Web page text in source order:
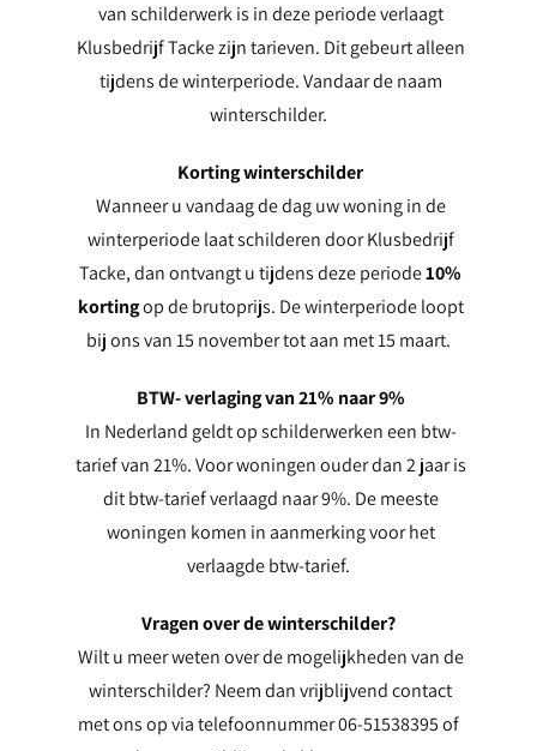
van schilderwerk is in deze periode verlaagt
Klusbedrijf Tacke zijn tarieven. Dit gebeurt alleen
tijdens de winterperiode. Vandaar de naam
winterschilder.
Korting winterschilder
Wanneer u vandaag de dag uw woning in de
winterperiode laat schilderen door Klusbedrijf
Tacke, dan ontvangt u tijdens deze periode10%
kortingop de brutoprijs. De winterperiode loopt
bij ons van 15 november tot aan met 15 maart.
BTW- verlaging van 21% naar 9%
In Nederland geldt op schilderwerken een btw-
tarief van 21%. Voor woningen ouder dan 2 jaar is
dit btw-tarief verlaagd naar 9%. De meeste
woningen komen in aanmerking voor het
verlaagde btw-tarief.
Vragen over de winterschilder?
Wilt u meer weten over de mogelijkheden van de
winterschilder? Neem dan vrijblijvend contact
met ons op via telefoonnummer 06-51538395 of